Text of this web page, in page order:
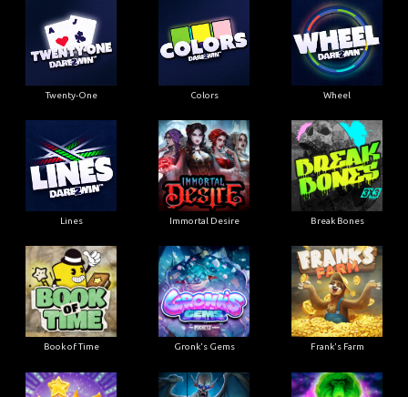
Twenty-One Colors Wheel
Lines Immortal Desire Break Bones
Book of Time Gronk's Gems Frank's Farm